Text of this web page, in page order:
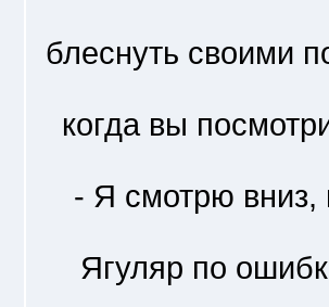
блеснуть своими
когда вы
- Я смотрю вниз,
Ягуляр по